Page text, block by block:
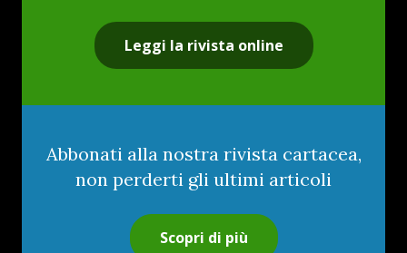
Leggi la rivista online
Abbonati alla nostra rivista cartacea,
non perderti gli ultimi articoli
Scopri di più